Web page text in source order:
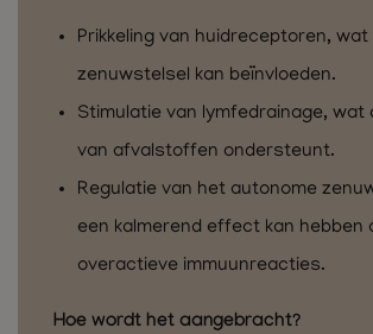
Prikkeling van huidreceptoren,
zenuwstelsel kan beïnvloeden.
Stimulatie van lymfedrainage, wat
van afvalstoffen ondersteunt.
Regulatie van het autonome
een kalmerend effect kan hebben
overactieve immuunreacties.
Hoe wordt het aangebracht?